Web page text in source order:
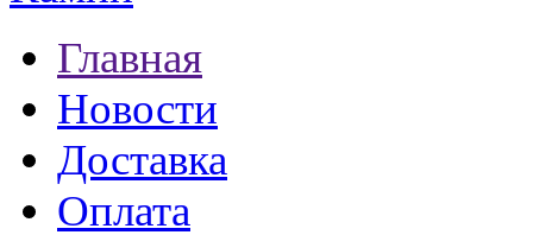
Главная
Новости
Доставка
Оплата